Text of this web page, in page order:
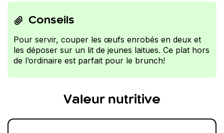
Conseils
Pour servir, couper les œufs enrobés en deux et
les déposer sur un lit de jeunes laitues. Ce plat hors
de l’ordinaire est parfait pour le brunch!
Valeur nutritive